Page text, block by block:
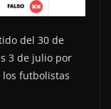
del 30 de
3 de julio por
los futbolistas